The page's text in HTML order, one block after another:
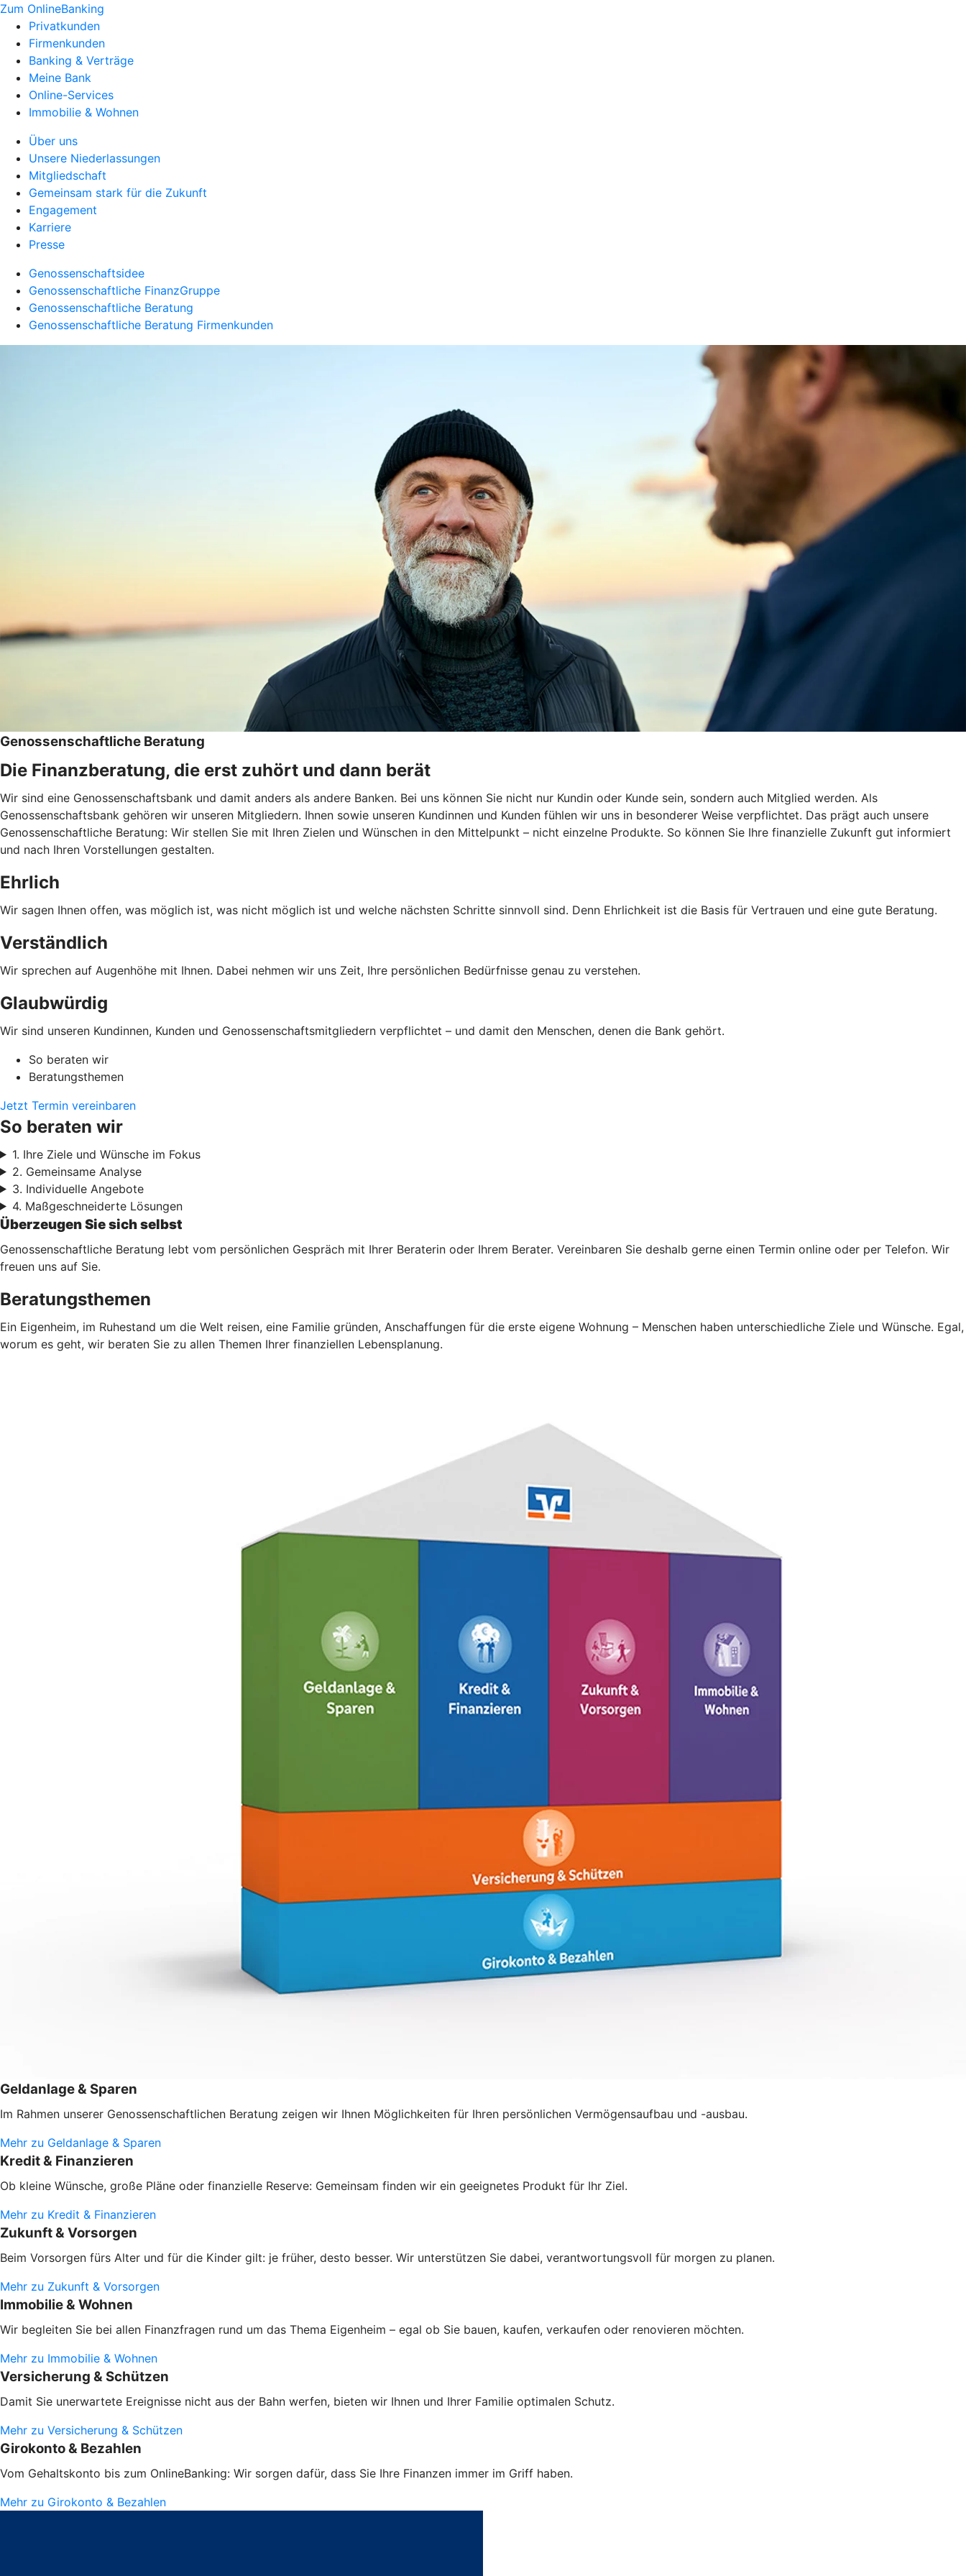
Zum OnlineBanking
Privatkunden
Firmenkunden
Banking & Verträge
Meine Bank
Online-Services
Immobilie & Wohnen
Über uns
Unsere Niederlassungen
Mitgliedschaft
Gemeinsam stark für die Zukunft
Engagement
Karriere
Presse
Genossenschaftsidee
Genossenschaftliche FinanzGruppe
Genossenschaftliche Beratung
Genossenschaftliche Beratung Firmenkunden
Genossenschaftliche Beratung
Die Finanzberatung, die erst zuhört und dann berät
Wir sind eine Genossenschaftsbank und damit anders als andere Banken. Bei uns können Sie nicht nur Kundin oder Kunde sein, sondern auch Mitglied werden. Als
Genossenschaftsbank gehören wir unseren Mitgliedern. Ihnen sowie unseren Kundinnen und Kunden fühlen wir uns in besonderer Weise verpflichtet. Das prägt auch unsere
Genossenschaftliche Beratung: Wir stellen Sie mit Ihren Zielen und Wünschen in den Mittelpunkt – nicht einzelne Produkte. So können Sie Ihre finanzielle Zukunft gut informiert
und nach Ihren Vorstellungen gestalten.
Ehrlich
Wir sagen Ihnen offen, was möglich ist, was nicht möglich ist und welche nächsten Schritte sinnvoll sind. Denn Ehrlichkeit ist die Basis für Vertrauen und eine gute Beratung.
Verständlich
Wir sprechen auf Augenhöhe mit Ihnen. Dabei nehmen wir uns Zeit, Ihre persönlichen Bedürfnisse genau zu verstehen.
Glaubwürdig
Wir sind unseren Kundinnen, Kunden und Genossenschaftsmitgliedern verpflichtet – und damit den Menschen, denen die Bank gehört.
So beraten wir
Beratungsthemen
Jetzt Termin vereinbaren
So beraten wir
1. Ihre Ziele und Wünsche im Fokus
2. Gemeinsame Analyse
3. Individuelle Angebote
4. Maßgeschneiderte Lösungen
Überzeugen Sie sich selbst
Genossenschaftliche Beratung lebt vom persönlichen Gespräch mit Ihrer Beraterin oder Ihrem Berater. Vereinbaren Sie deshalb gerne einen Termin online oder per Telefon. Wir
freuen uns auf Sie.
Beratungsthemen
Ein Eigenheim, im Ruhestand um die Welt reisen, eine Familie gründen, Anschaffungen für die erste eigene Wohnung – Menschen haben unterschiedliche Ziele und Wünsche. Egal,
worum es geht, wir beraten Sie zu allen Themen Ihrer finanziellen Lebensplanung.
Geldanlage & Sparen
Im Rahmen unserer Genossenschaftlichen Beratung zeigen wir Ihnen Möglichkeiten für Ihren persönlichen Vermögensaufbau und -ausbau.
Mehr zu Geldanlage & Sparen
Kredit & Finanzieren
Ob kleine Wünsche, große Pläne oder finanzielle Reserve: Gemeinsam finden wir ein geeignetes Produkt für Ihr Ziel.
Mehr zu Kredit & Finanzieren
Zukunft & Vorsorgen
Beim Vorsorgen fürs Alter und für die Kinder gilt: je früher, desto besser. Wir unterstützen Sie dabei, verantwortungsvoll für morgen zu planen.
Mehr zu Zukunft & Vorsorgen
Immobilie & Wohnen
Wir begleiten Sie bei allen Finanzfragen rund um das Thema Eigenheim – egal ob Sie bauen, kaufen, verkaufen oder renovieren möchten.
Mehr zu Immobilie & Wohnen
Versicherung & Schützen
Damit Sie unerwartete Ereignisse nicht aus der Bahn werfen, bieten wir Ihnen und Ihrer Familie optimalen Schutz.
Mehr zu Versicherung & Schützen
Girokonto & Bezahlen
Vom Gehaltskonto bis zum OnlineBanking: Wir sorgen dafür, dass Sie Ihre Finanzen immer im Griff haben.
Mehr zu Girokonto & Bezahlen